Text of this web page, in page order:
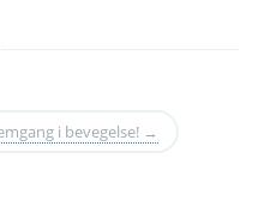
i bevegelse! →